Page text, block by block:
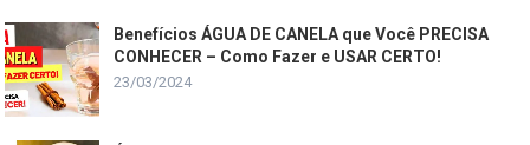
Benefícios ÁGUA DE CANELA que Você PRECISA
CONHECER – Como Fazer e USAR CERTO!
23/03/2024